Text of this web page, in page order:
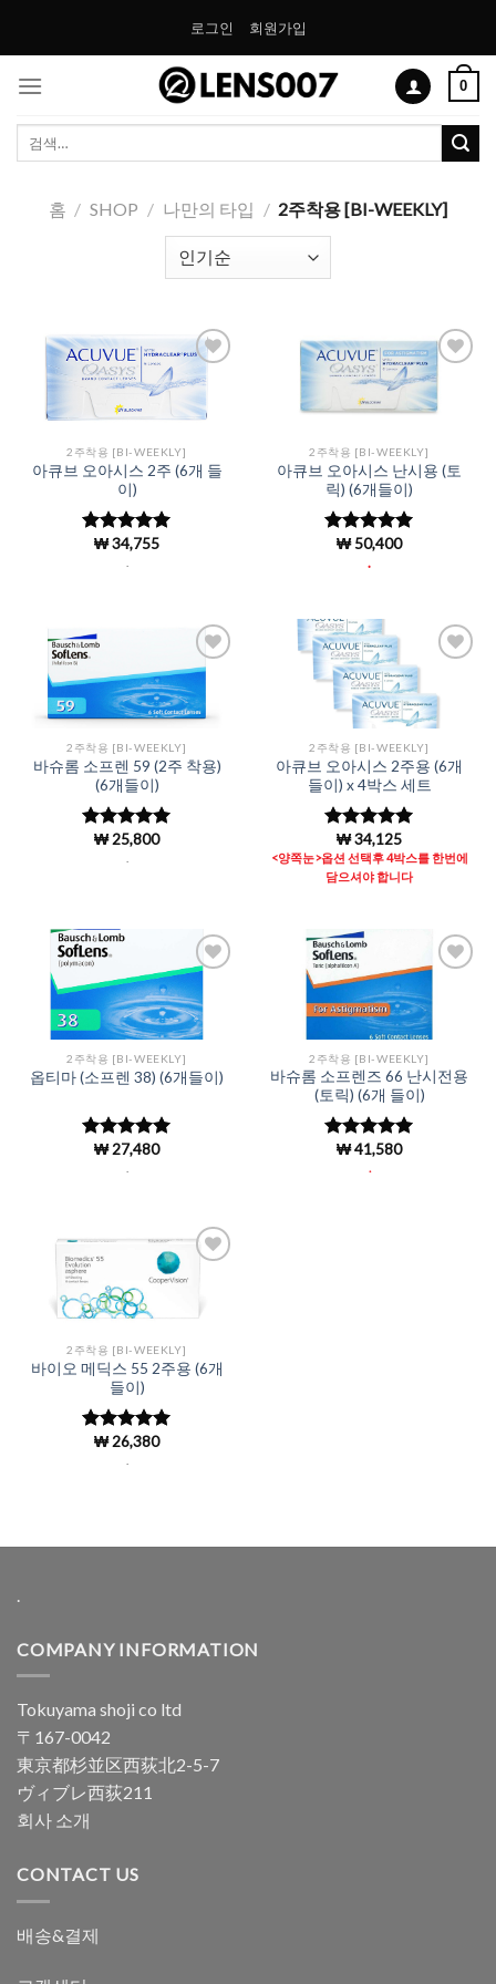
로그인 회원가입
0
색:
홈 / SHOP / 나만의 타입 / 2주착용 [BI-WEEKLY]
Add to
Wishlist
2주착용 [BI-WEEKLY]
아큐브 오아시스 2주 (6개 들
이)
5 중에서
로 평
₩34,755
Add to
2주착용 [BI-WEEKLY]
아큐브 오아시스 난시용 (토
릭) (6개들이)
5 중에서
로 평
₩50,400
.
Add to
Wishlist
2주착용 [BI-WEEKLY]
바슈롬 소프렌 59 (2주 착용)
(6개들이)
5 중에서
로 평
₩25,800
2주착용 [BI-WEEKLY]
아큐브 오아시스 2주용 (6개
들이) x 4박스 세트
5 중에서
4.98로 평
가됨
₩34,125
<양쪽눈>옵션 선택후 4박스를 한번에
담으셔야 합니다
Wishlist
2주착용 [BI-WEEKLY]
옵티마 (소프렌 38) (6개들이)
5 중에서
로 평가됨
₩27,480
Wishlist
2주착용 [BI-WEEKLY]
바슈롬 소프렌즈 66 난시전용
(토릭) (6개 들이)
5 중에서
로 평
₩41,580
.
Add to
2주착용 [BI-WEEKLY]
바이오 메딕스 55 2주용 (6개
들이)
5 중에서
로 평가됨
₩26,380
.
COMPANY INFORMATION
Tokuyama shoji co ltd
〒167-0042
東京都杉並区西荻北2-5-7
ヴィブレ西荻211
회사 소개
CONTACT US
배송&결제